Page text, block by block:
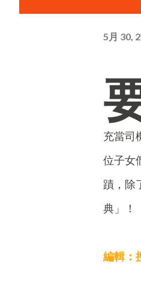
5月 30,
充當司
位子女
蹟，除
典」！
編輯：